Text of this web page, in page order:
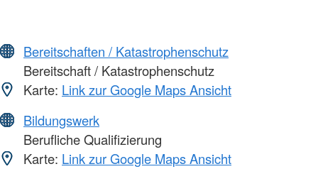
Bereitschaften / Katastrophenschutz
Bereitschaft / Katastrophenschutz
Karte: Link zur Google Maps Ansicht
Bildungswerk
Berufliche Qualifizierung
Karte: Link zur Google Maps Ansicht